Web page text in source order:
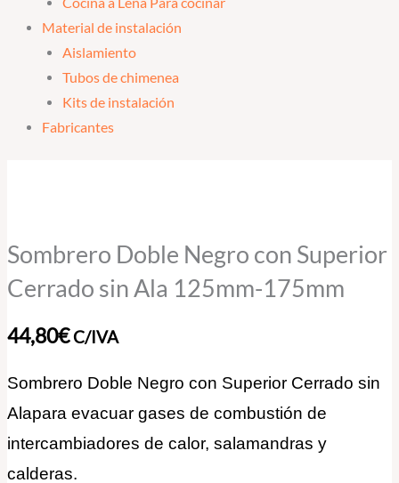
Material de instalación
Aislamiento
Tubos de chimenea
Kits de instalación
Fabricantes
Sombrero Doble Negro con Superior
Cerrado sin Ala 125mm-175mm
44,80€C/IVA
Sombrero Doble Negro con Superior Cerrado sin
Alapara evacuar gases de combustión de
intercambiadores de calor, salamandras y
calderas.
con
Cerrado
Ala
cantidad